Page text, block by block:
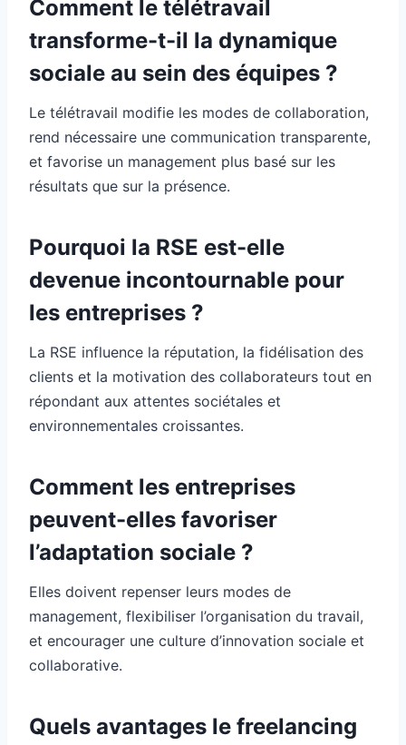
Comment le télétravail
transforme-t-il la dynamique
sociale au sein des équipes ?
Le télétravail modifie les modes de collaboration,
rend nécessaire une communication transparente,
et favorise un management plus basé sur les
résultats que sur la présence.
Pourquoi la RSE est-elle
devenue incontournable pour
les entreprises ?
La RSE influence la réputation, la fidélisation des
clients et la motivation des collaborateurs tout en
répondant aux attentes sociétales et
environnementales croissantes.
Comment les entreprises
peuvent-elles favoriser
l’adaptation sociale ?
Elles doivent repenser leurs modes de
management, flexibiliser l’organisation du travail,
et encourager une culture d’innovation sociale et
collaborative.
Quels avantages le freelancing